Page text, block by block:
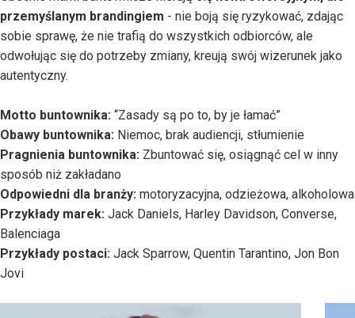
przemyślanym brandingiem - nie boją się ryzykować, zdając
sobie sprawę, że nie trafią do wszystkich odbiorców, ale
odwołując się do potrzeby zmiany, kreują swój wizerunek jako
autentyczny.
Motto buntownika: “Zasady są po to, by je łamać”
Obawy buntownika: Niemoc, brak audiencji, stłumienie
Pragnienia buntownika: Zbuntować się, osiągnąć cel w inny
sposób niż zakładano
Odpowiedni dla branży: motoryzacyjna, odzieżowa, alkoholowa
Przykłady marek: Jack Daniels, Harley Davidson, Converse,
Balenciaga
Przykłady postaci: Jack Sparrow, Quentin Tarantino, Jon Bon
Jovi